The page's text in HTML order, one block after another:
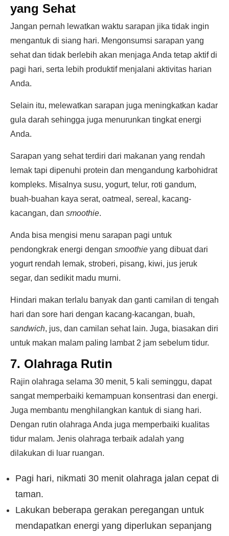
yang Sehat
Jangan pernah lewatkan waktu sarapan jika tidak ingin
mengantuk di siang hari. Mengonsumsi sarapan yang
sehat dan tidak berlebih akan menjaga Anda tetap aktif di
pagi hari, serta lebih produktif menjalani aktivitas harian
Anda.
Selain itu, melewatkan sarapan juga meningkatkan kadar
gula darah sehingga juga menurunkan tingkat energi
Anda.
Sarapan yang sehat terdiri dari makanan yang rendah
lemak tapi dipenuhi protein dan mengandung karbohidrat
kompleks. Misalnya susu, yogurt, telur, roti gandum,
buah-buahan kaya serat, oatmeal, sereal, kacang-
kacangan, dan smoothie.
Anda bisa mengisi menu sarapan pagi untuk
pendongkrak energi dengan smoothie yang dibuat dari
yogurt rendah lemak, stroberi, pisang, kiwi, jus jeruk
segar, dan sedikit madu murni.
Hindari makan terlalu banyak dan ganti camilan di tengah
hari dan sore hari dengan kacang-kacangan, buah,
sandwich, jus, dan camilan sehat lain. Juga, biasakan diri
untuk makan malam paling lambat 2 jam sebelum tidur.
7. Olahraga Rutin
Rajin olahraga selama 30 menit, 5 kali seminggu, dapat
sangat memperbaiki kemampuan konsentrasi dan energi.
Juga membantu menghilangkan kantuk di siang hari.
Dengan rutin olahraga Anda juga memperbaiki kualitas
tidur malam. Jenis olahraga terbaik adalah yang
dilakukan di luar ruangan.
Pagi hari, nikmati 30 menit olahraga jalan cepat di
taman.
Lakukan beberapa gerakan peregangan untuk
mendapatkan energi yang diperlukan sepanjang